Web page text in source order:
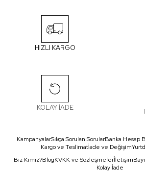
HIZLI KARGO
KOLAY İADE
KampanyalarSıkça Sorulan SorularBanka Hesap
Kargo ve Teslimatİade ve Değişim
Biz Kimiz?BlogKVKK ve Sözleşmelerİletişim
Kolay İade